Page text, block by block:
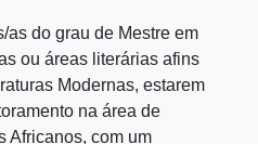
as do grau de Mestre em
ou áreas literárias afins
Modernas, estarem
na área de
Africanos, com um